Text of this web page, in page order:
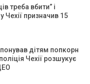
треба вбити” і
призначив 15
дітям попкорн
Чехії розшукує